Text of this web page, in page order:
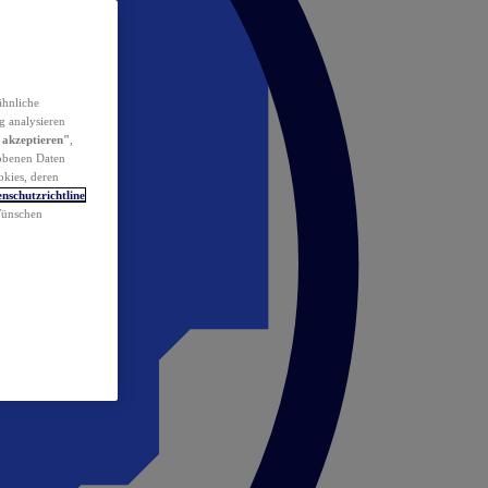
analysieren
Daten
deren